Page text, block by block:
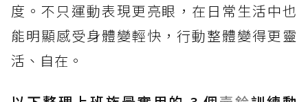
度。不只運動表現更亮眼，在日常生活中也
能明顯感受身體變輕快，行動整體變得更靈
活、自在。